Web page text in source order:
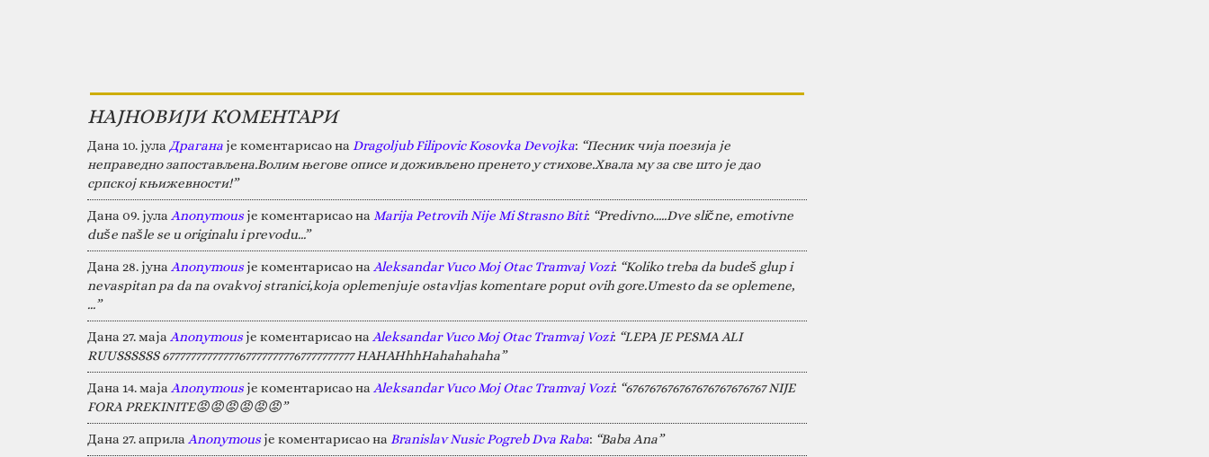
НАЈНОВИЈИ КОМЕНТАРИ
Дана 10. јула Драгана је коментарисао на Dragoljub Filipovic Kosovka Devojka: “Песник чија поезија је
неправедно запостављена.Волим његове описе и доживљено пренето у стихове.Хвала му за све што је дао
српској књижевности!”
Дана 09. јула Anonymous је коментарисао на Marija Petrovih Nije Mi Strasno Biti: “Predivno.....Dve slične, emotivne
duše našle se u originalu i prevodu...”
Дана 28. јуна Anonymous је коментарисао на Aleksandar Vuco Moj Otac Tramvaj Vozi: “Koliko treba da budeš glup i
nevaspitan pa da na ovakvoj stranici,koja oplemenjuje ostavljas komentare poput ovih gore.Umesto da se oplemene,
…”
Дана 27. маја Anonymous је коментарисао на Aleksandar Vuco Moj Otac Tramvaj Vozi: “LEPA JE PESMA ALI
RUUSSSSSS 67777777777777677777777767777777777 HAHAHhhHahahahaha”
Дана 14. маја Anonymous је коментарисао на Aleksandar Vuco Moj Otac Tramvaj Vozi: “676767676767676767676767 NIJE
FORA PREKINITE😡😡😡😡😡😡”
Дана 27. априла Anonymous је коментарисао на Branislav Nusic Pogreb Dva Raba: “Baba Ana”